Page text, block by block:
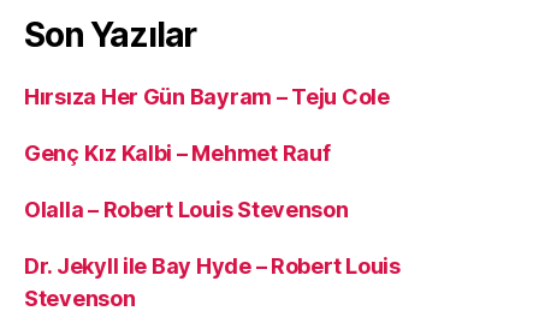
Son Yazılar
Hırsıza Her Gün Bayram – Teju Cole
Genç Kız Kalbi – Mehmet Rauf
Olalla – Robert Louis Stevenson
Dr. Jekyll ile Bay Hyde – Robert Louis
Stevenson